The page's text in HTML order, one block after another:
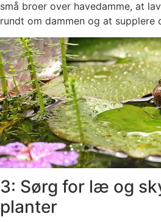
små broer over havedamme, at
rundt om dammen og at supplere
3: Sørg for læ og
planter